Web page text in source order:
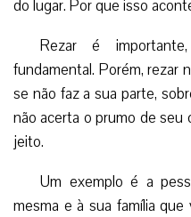
do lugar. Por que isso
Rezar é
fundamental. Porém, rezar
se não faz a sua parte,
não acerta o prumo de seu
jeito.
Um exemplo é a
mesma e à sua família